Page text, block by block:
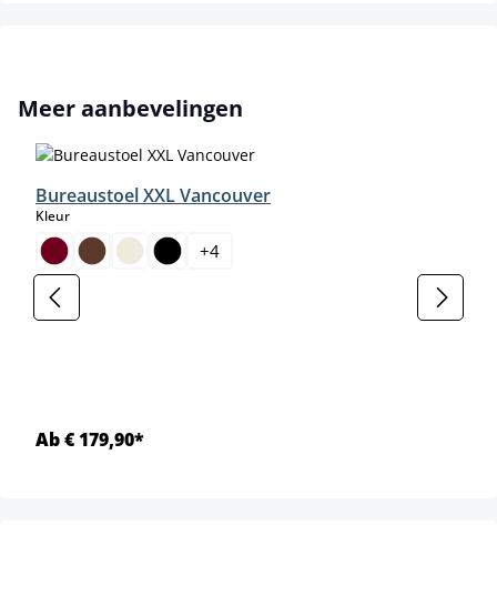
Productgalerij overslaan
Meer aanbevelingen
Bureaustoel XXL Vancouver
Kleurselect
+4
Ab € 179,90*